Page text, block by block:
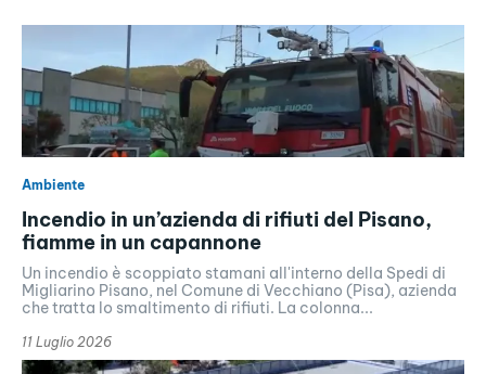
Ambiente
Incendio in un’azienda di rifiuti del Pisano,
fiamme in un capannone
Un incendio è scoppiato stamani all'interno della Spedi di
Migliarino Pisano, nel Comune di Vecchiano (Pisa), azienda
che tratta lo smaltimento di rifiuti. La colonna...
11 Luglio 2026